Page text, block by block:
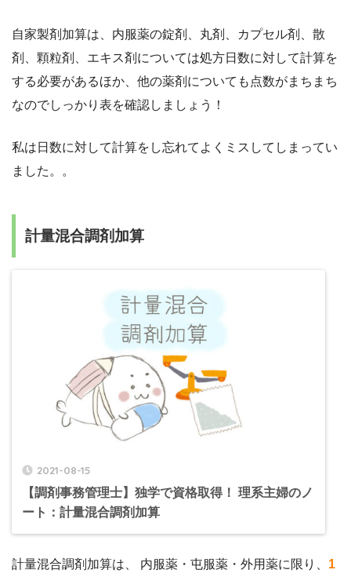
自家製剤加算は、内服薬の錠剤、丸剤、カプセル剤、散
剤、顆粒剤、エキス剤については処方日数に対して計算を
する必要があるほか、他の薬剤についても点数がまちまち
なのでしっかり表を確認しましょう！
私は日数に対して計算をし忘れてよくミスしてしまってい
ました。。
計量混合調剤加算
2021-08-15
【調剤事務管理士】独学で資格取得！ 理系主婦のノ
ート：計量混合調剤加算
計量混合調剤加算は、 内服薬・屯服薬・外用薬に限り、 1